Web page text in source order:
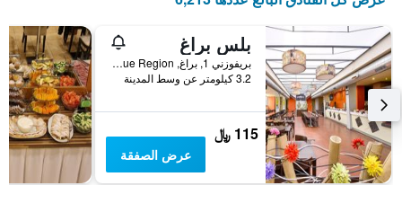
بلس براغ
بريفوزني 1, براغ, Prague Region, جمهورية التشيك
3.2 كيلومتر عن وسط المدينة
115 ﷼
عرض الصفقة